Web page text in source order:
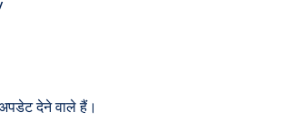
देने वाले हैं।